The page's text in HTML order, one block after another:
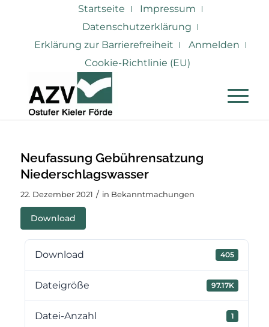
Startseite
Impressum
Datenschutzerklärung
Erklärung zur Barrierefreiheit
Anmelden
Cookie-Richtlinie (EU)
Neufassung Gebührensatzung
Niederschlagswasser
22. Dezember 2021 / in Bekanntmachungen
Download
Download 405
Dateigröße 97.17K
Datei-Anzahl 1